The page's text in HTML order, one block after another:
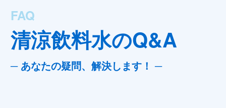
FAQ
清涼飲料水のQ&A
─ あなたの疑問、解決します！ ─